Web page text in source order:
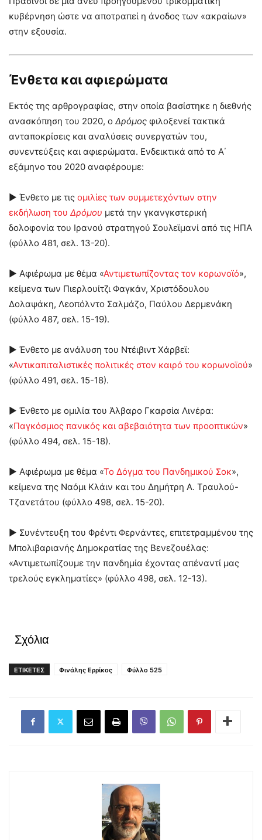
κυβέρνηση ώστε να αποτραπεί η άνοδος των «ακραίων»
στην εξουσία.
Ένθετα και αφιερώματα
Εκτός της αρθρογραφίας, στην οποία βασίστηκε η διεθνής
ανασκόπηση του 2020, ο Δρόμος φιλοξενεί τακτικά
ανταποκρίσεις και αναλύσεις συνεργατών του,
συνεντεύξεις και αφιερώματα. Ενδεικτικά από το Α΄
εξάμηνο του 2020 αναφέρουμε:
► Ένθετο με τις ομιλίες των συμμετεχόντων στην
εκδήλωση του Δρόμου μετά την γκανγκστερική
δολοφονία του Ιρανού στρατηγού Σουλεϊμανί από τις ΗΠΑ
(φύλλο 481, σελ. 13-20).
► Αφιέρωμα με θέμα «Αντιμετωπίζοντας τον κορωνοϊό»,
κείμενα των Πιερλουίτζι Φαγκάν, Χριστόδουλου
Δολαψάκη, Λεοπόλντο Σαλμάζο, Παύλου Δερμενάκη
(φύλλο 487, σελ. 15-19).
► Ένθετο με ανάλυση του Ντέιβιντ Χάρβεϊ:
«Αντικαπιταλιστικές πολιτικές στον καιρό του κορωνοϊού»
(φύλλο 491, σελ. 15-18).
► Ένθετο με ομιλία του Άλβαρο Γκαρσία Λινέρα:
«Παγκόσμιος πανικός και αβεβαιότητα των προοπτικών»
(φύλλο 494, σελ. 15-18).
► Αφιέρωμα με θέμα «Το Δόγμα του Πανδημικού Σοκ»,
κείμενα της Ναόμι Κλάιν και του Δημήτρη Α. Τραυλού-
Τζανετάτου (φύλλο 498, σελ. 15-20).
► Συνέντευξη του Φρέντι Φερνάντες, επιτετραμμένου της
Μπολιβαριανής Δημοκρατίας της Βενεζουέλας:
«Αντιμετωπίζουμε την πανδημία έχοντας απέναντί μας
τρελούς εγκληματίες» (φύλλο 498, σελ. 12-13).
Σχόλια
ΕΤΙΚΕΤΕΣ Φινάλης Ερρίκος Φύλλο 525